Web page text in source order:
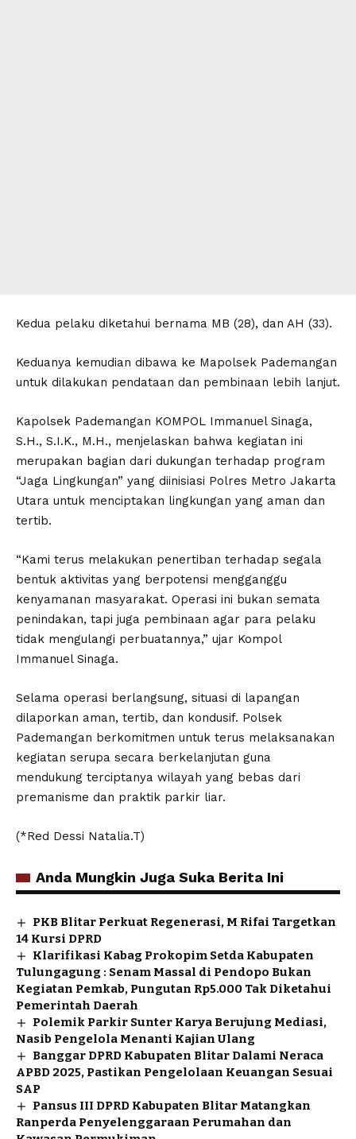
Kedua pelaku diketahui bernama MB (28), dan AH (33).
Keduanya kemudian dibawa ke Mapolsek Pademangan
untuk dilakukan pendataan dan pembinaan lebih lanjut.
Kapolsek Pademangan KOMPOL Immanuel Sinaga,
S.H., S.I.K., M.H., menjelaskan bahwa kegiatan ini
merupakan bagian dari dukungan terhadap program
“Jaga Lingkungan” yang diinisiasi Polres Metro Jakarta
Utara untuk menciptakan lingkungan yang aman dan
tertib.
“Kami terus melakukan penertiban terhadap segala
bentuk aktivitas yang berpotensi mengganggu
kenyamanan masyarakat. Operasi ini bukan semata
penindakan, tapi juga pembinaan agar para pelaku
tidak mengulangi perbuatannya,” ujar Kompol
Immanuel Sinaga.
Selama operasi berlangsung, situasi di lapangan
dilaporkan aman, tertib, dan kondusif. Polsek
Pademangan berkomitmen untuk terus melaksanakan
kegiatan serupa secara berkelanjutan guna
mendukung terciptanya wilayah yang bebas dari
premanisme dan praktik parkir liar.
(*Red Dessi Natalia.T)
Anda Mungkin Juga Suka Berita Ini
PKB Blitar Perkuat Regenerasi, M Rifai Targetkan
14 Kursi DPRD
Klarifikasi Kabag Prokopim Setda Kabupaten
Tulungagung : Senam Massal di Pendopo Bukan
Kegiatan Pemkab, Pungutan Rp5.000 Tak Diketahui
Pemerintah Daerah
Polemik Parkir Sunter Karya Berujung Mediasi,
Nasib Pengelola Menanti Kajian Ulang
Banggar DPRD Kabupaten Blitar Dalami Neraca
APBD 2025, Pastikan Pengelolaan Keuangan Sesuai
SAP
Pansus III DPRD Kabupaten Blitar Matangkan
Ranperda Penyelenggaraan Perumahan dan